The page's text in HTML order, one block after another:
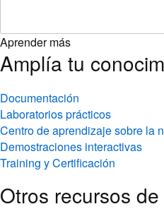
Aprender más
Amplía tu
Documentación
Laboratorios prácticos
Centro de aprendizaje sobre la
Demostraciones interactivas
Training y Certificación
Otros recursos